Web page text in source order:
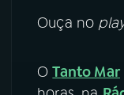
Instagram
TikTok
Ouça no
OTanto Mar